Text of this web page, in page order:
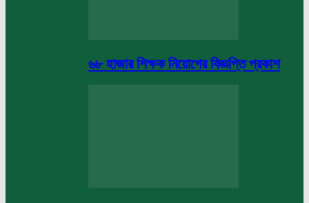
৬৮ হাজার শিক্ষক নিয়োগের বিজ্ঞপ্তি প্রকাশ